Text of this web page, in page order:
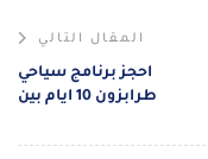
المقال التالي
احجز برنامج سياحي
طرابزون 10 ايام بين